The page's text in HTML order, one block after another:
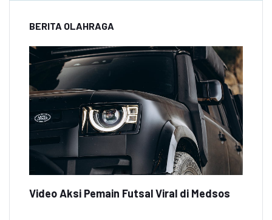
BERITA OLAHRAGA
Video Aksi Pemain Futsal Viral di Medsos